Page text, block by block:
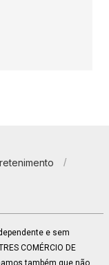
e sem
COMÉRCIO DE
também que não